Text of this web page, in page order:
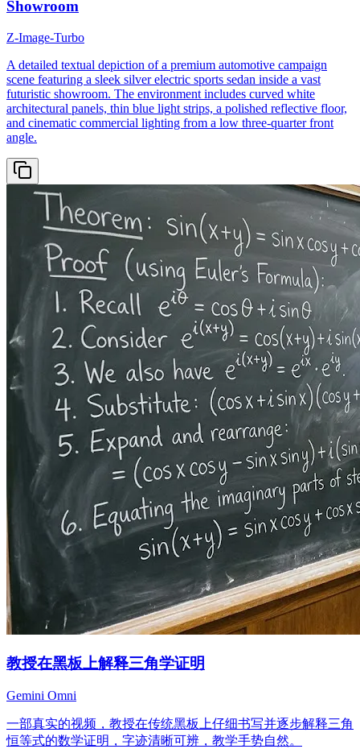
Showroom
Z-Image-Turbo
A detailed textual depiction of a premium automotive campaign
scene featuring a sleek silver electric sports sedan inside a vast
futuristic showroom. The environment includes curved white
architectural panels, thin blue light strips, a polished reflective floor,
and cinematic commercial lighting from a low three-quarter front
angle.
教授在黑板上解释三角学证明
Gemini Omni
一部真实的视频，教授在传统黑板上仔细书写并逐步解释三角
恒等式的数学证明，字迹清晰可辨，教学手势自然。